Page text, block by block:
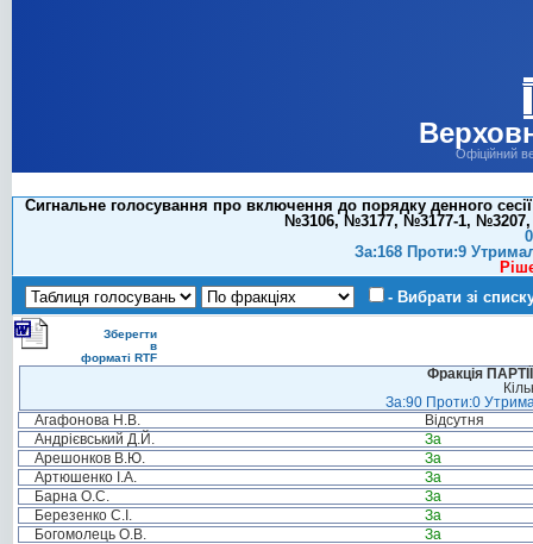
Офіційний
Сигнальне голосування про включення до порядку денного
№3106, №3177, №3177-1,
За:168 Проти:9
- Вибрати зі
Зберегти
в
форматі RTF
Фракція
За:90 Проти:0
Агафонова Н.В.
Відсутня
Андрієвський Д.Й.
За
Арешонков В.Ю.
За
Артюшенко І.А.
За
Барна О.С.
За
Березенко С.І.
За
Богомолець О.В.
За